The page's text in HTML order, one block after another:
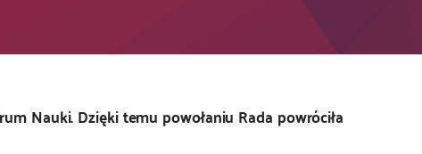
Nauki. Dzięki temu powołaniu Rada powróciła